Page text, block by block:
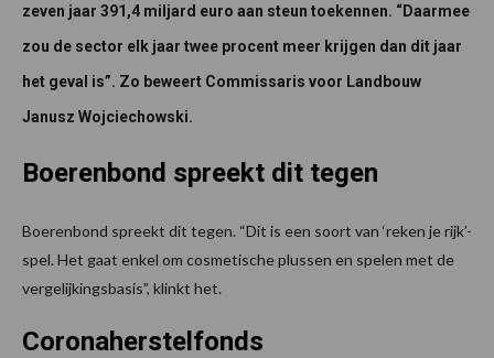
zeven jaar 391,4 miljard euro aan steun toekennen. “Daarmee
zou de sector elk jaar twee procent meer krijgen dan dit jaar
het geval is”. Zo beweert Commissaris voor Landbouw
Janusz Wojciechowski.
Boerenbond spreekt dit tegen
Boerenbond spreekt dit tegen. “Dit is een soort van ‘reken je rijk’-
spel. Het gaat enkel om cosmetische plussen en spelen met de
vergelijkingsbasis”, klinkt het.
Coronaherstelfonds